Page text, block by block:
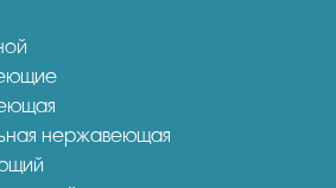
нержавеющая